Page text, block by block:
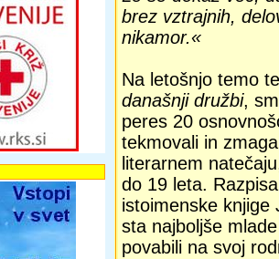
brez vztrajnih,
nikamor.«
Na letošnjo temo
današnji družbi,
peres 20
tekmovali in
literarnem
do 19 leta.
istoimenske knjige
sta najboljše
povabili na svoj